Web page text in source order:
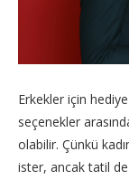
Erkekler için
seçenekler
olabilir. Çünkü
ister, ancak tatil